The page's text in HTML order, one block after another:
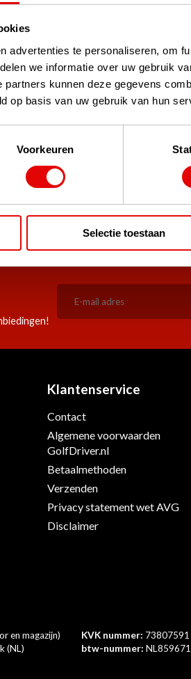
advertenties te personaliseren, om
we informatie over uw gebruik
kunnen deze gegevens
op basis van uw gebruik van hun
Voorkeuren
Selectie toestaan
zelfde werkdag
Klantenservice
Contact
Algemene voorwaarden
GolfDriver.nl
Betaalmethoden
Verzenden
Privacy statement wet AVG
Disclaimer
en magazijn)
(NL)
KVK nummer: 73807591
btw-nummer: